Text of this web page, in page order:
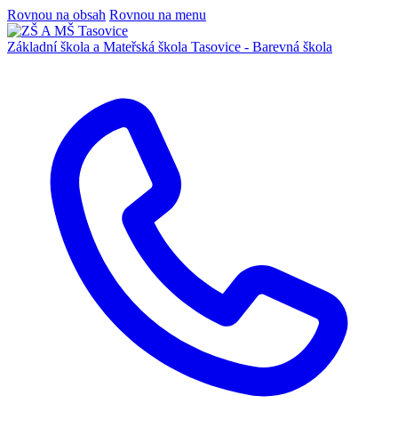
Rovnou na obsah Rovnou na menu
Základní škola a Mateřská škola Tasovice - Barevná škola